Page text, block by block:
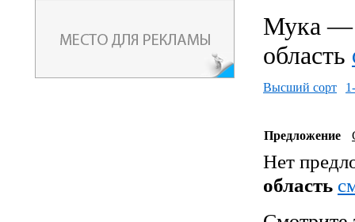
Мука —
область
Высший сорт
Предложение
Нет
область